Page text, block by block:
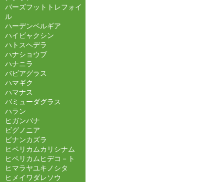
バーズフットトレフォイ
ル
ハーデンベルギア
ハイビャクシン
ハトスヘデラ
ハナショウブ
ハナニラ
バビアグラス
ハマギク
ハマナス
バミューダグラス
ハラン
ヒガンバナ
ビグノニア
ビナンカズラ
ヒペリカムカリシナム
ヒペリカムヒデコ－ト
ヒマラヤユキノシタ
ヒメイワダレソウ